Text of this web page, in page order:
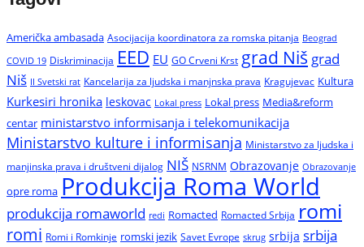
Američka ambasada Asocijacija koordinatora za romska pitanja Beograd
COVID 19 Diskriminacija EED EU GO Crveni Krst grad Niš grad
Niš II Svetski rat Kancelarija za ljudska i manjnska prava Kragujevac Kultura
Kurkesiri hronika leskovac Lokal press Lokal press Media&reform
centar ministarstvo informisanja i telekomunikacija
Ministarstvo kulture i informisanja Ministarstvo za ljudska i
manjinska prava i društveni dijalog NIŠ NSRNM Obrazovanje Obrazovanje
opre roma Produkcija Roma World
produkcija romaworld redi Romacted Romacted Srbija romi
romi Romi i Romkinje romski jezik Savet Evrope skrug srbija srbija